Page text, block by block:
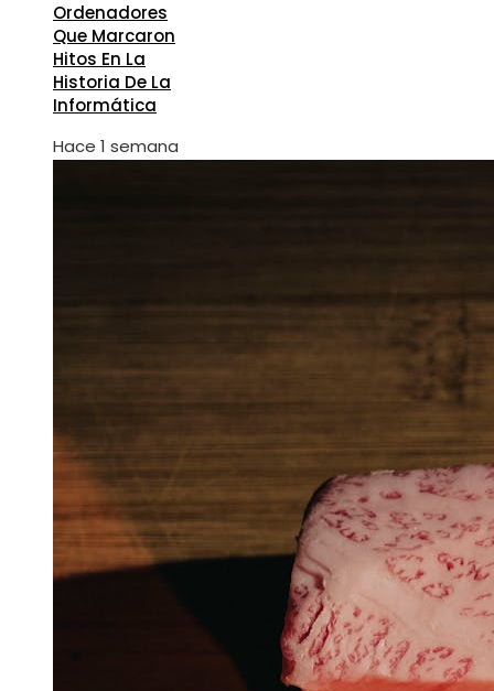
Ordenadores
Que Marcaron
Hitos En La
Historia De La
Informática
Hace 1 semana